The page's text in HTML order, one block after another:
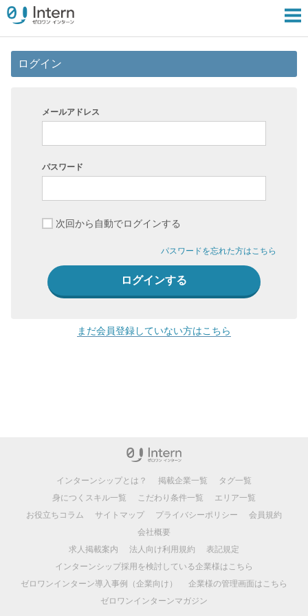
ログイン
メールアドレス
パスワード
次回から自動でログインする
パスワードを忘れた方はこちら
まだ会員登録していない方はこちら
インターンシップとは？ 掲載企業一覧
タグ一覧
身につくスキル一覧
こだわり条件一覧
エリア一覧
お役立ちコラム
サイトマップ プライバシーポリシー
会員規約
会社概要
求人掲載案内
法人向け利用規約
表記規定
インターンシップ採用を検討している企業様はこちら
ゼロワンインターン導入事例（企業向け）
企業様の管理画面はこちら
ゼロワンインターンマガジン